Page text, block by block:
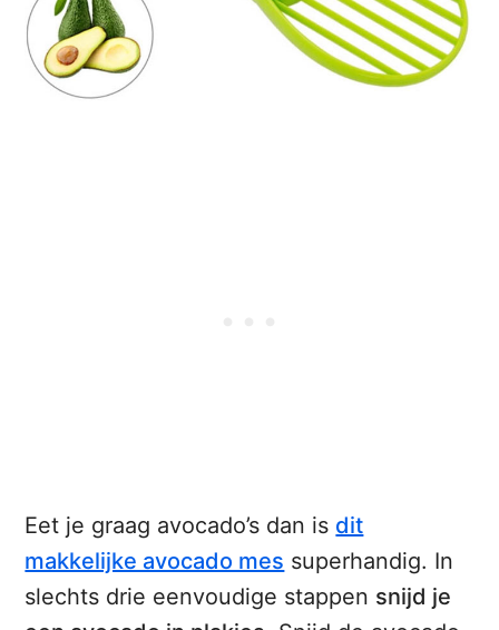
Eet je graag avocado’s dan is dit
makkelijke avocado mes superhandig. In
slechts drie eenvoudige stappen snijd je